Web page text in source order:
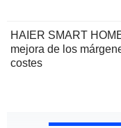
HAIER SMART
mejora de los
costes